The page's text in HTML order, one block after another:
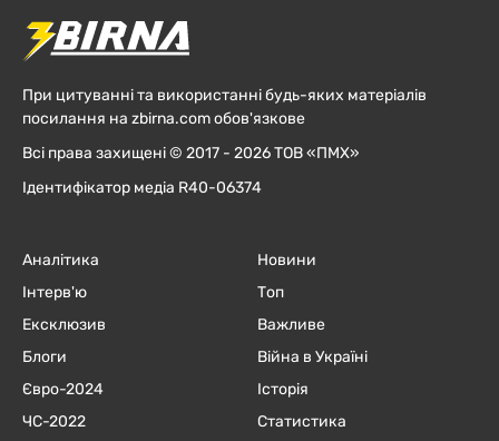
При цитуванні та використанні будь-яких матеріалів
посилання на zbirna.com обов'язкове
Всі права захищені © 2017 - 2026 ТОВ «ПМХ»
Ідентифікатор медіа R40-06374
Аналітика
Інтерв'ю
Ексклюзив
Блоги
Євро-2024
ЧC-2022
Новини
Топ
Важливе
Війна в Україні
Історія
Статистика